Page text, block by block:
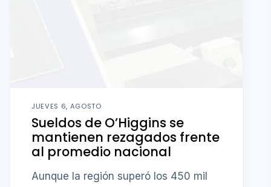
JUEVES 6, AGOSTO
Sueldos de O’Higgins se
mantienen rezagados frente
al promedio nacional
Aunque la región superó los 450 mil